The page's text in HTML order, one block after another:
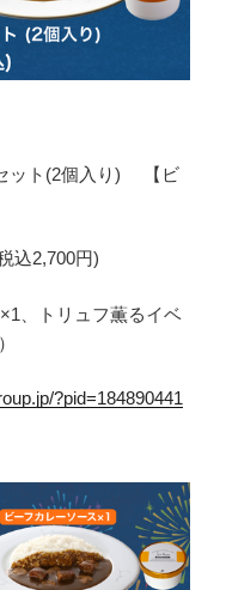
ット(2個入り) 【ビ
込2,700円)
、トリュフ薫るイベ
?pid=184890441